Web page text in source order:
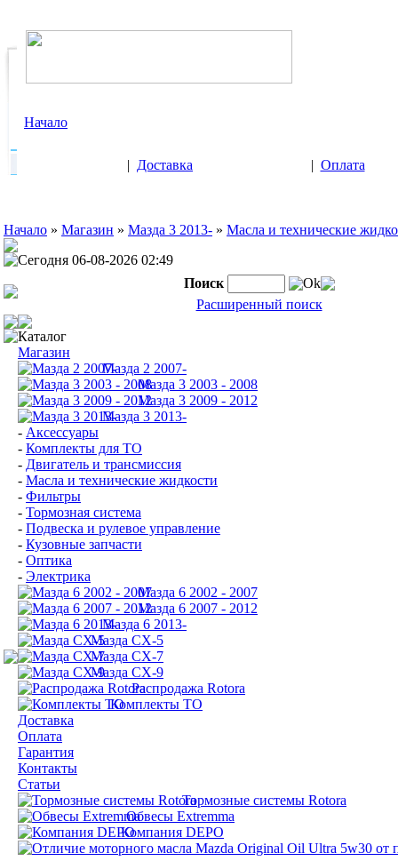
Начало
| Доставка | Оплата
Начало » Магазин » Мазда 3 2013- » Масла и технические
Сегодня 06-08-2026 02:49
Поиск
Ok
Расширенный поиск
Каталог
Магазин
Мазда 2 2007-
Мазда 3 2003 - 2008
Мазда 3 2009 - 2012
Мазда 3 2013-
- Аксессуары
- Комплекты для ТО
- Двигатель и трансмиссия
- Масла и технические жидкости
- Фильтры
- Тормозная система
- Подвеска и рулевое управление
- Кузовные запчасти
- Оптика
- Электрика
Мазда 6 2002 - 2007
Мазда 6 2007 - 2012
Мазда 6 2013-
Мазда CX-5
Мазда CX-7
Мазда СХ-9
Распродажа Rotora
Комплекты ТО
Доставка
Оплата
Гарантия
Контакты
Статьи
Тормозные системы Rotora
Обвесы Extremma
Компания DEPO